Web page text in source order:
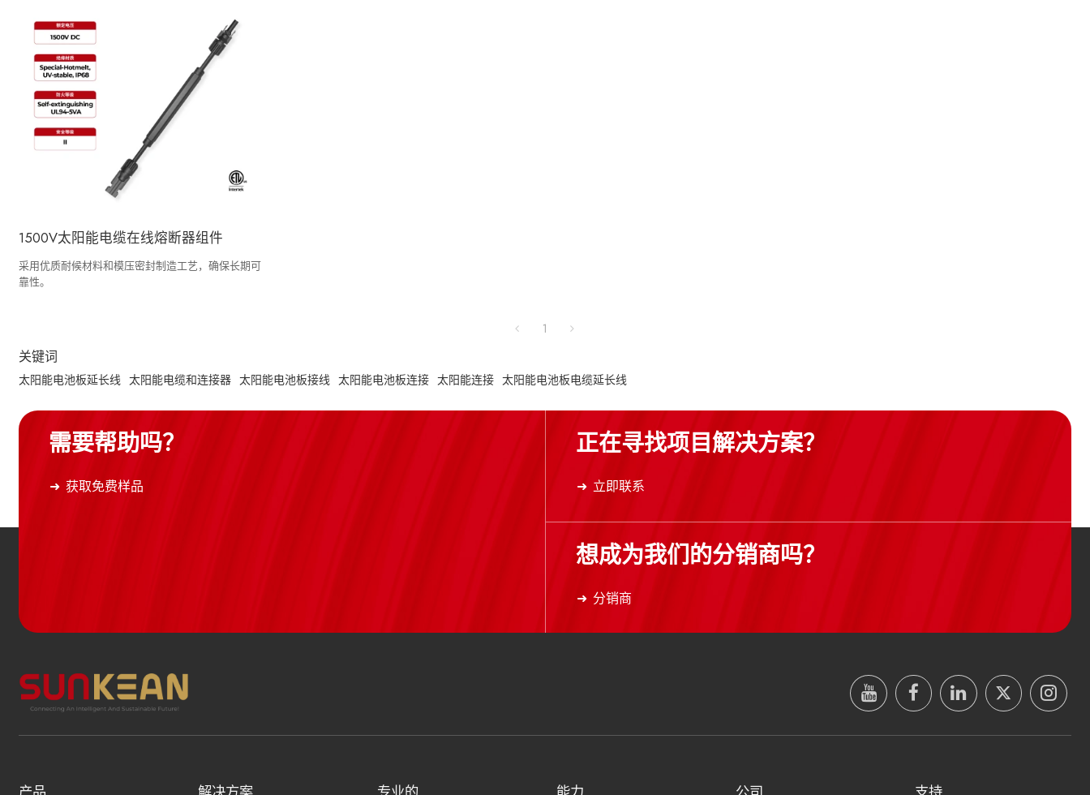
1500V太阳能电缆在线熔断器组件
采用优质耐候材料和模压密封制造工艺，确保长期可
靠性。
1
关键词
太阳能电池板延长线 太阳能电缆和连接器 太阳能电池板接线 太阳能电池板连接 太阳能连接 太阳能电池板电缆延长线
需要帮助吗？
获取免费样品
正在寻找项目解决方案？
立即联系
想成为我们的分销商吗？
分销商